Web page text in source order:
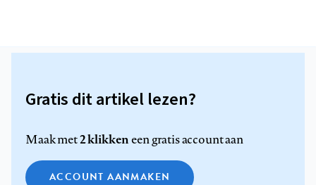
Gratis dit artikel lezen?
Maak met2 klikkeneen gratis account aan
ACCOUNT AANMAKEN